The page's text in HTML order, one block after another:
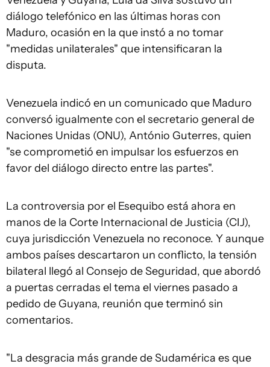
diálogo telefónico en las últimas horas con
Maduro, ocasión en la que instó a no tomar
"medidas unilaterales" que intensificaran la
disputa.
Venezuela indicó en un comunicado que Maduro
conversó igualmente con el secretario general de
Naciones Unidas (ONU), António Guterres, quien
"se comprometió en impulsar los esfuerzos en
favor del diálogo directo entre las partes".
La controversia por el Esequibo está ahora en
manos de la Corte Internacional de Justicia (CIJ),
cuya jurisdicción Venezuela no reconoce. Y aunque
ambos países descartaron un conflicto, la tensión
bilateral llegó al Consejo de Seguridad, que abordó
a puertas cerradas el tema el viernes pasado a
pedido de Guyana, reunión que terminó sin
comentarios.
"La desgracia más grande de Sudamérica es que